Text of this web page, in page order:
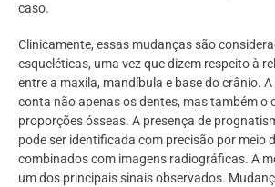
caso.
Clinicamente, essas mudanças são
esqueléticas, uma vez que dizem respeito à
entre a maxila, mandíbula e base do crânio.
conta não apenas os dentes, mas também o
proporções ósseas. A presença de
pode ser identificada com precisão por meio
combinados com imagens radiográficas. A
um dos principais sinais observados.